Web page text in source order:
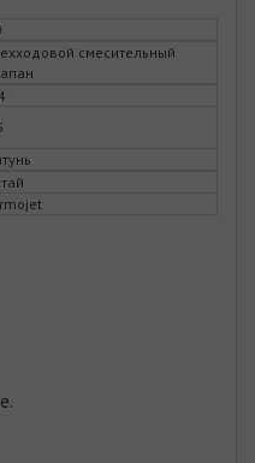
смесительный